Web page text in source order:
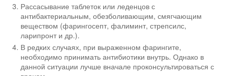
Рассасывание таблеток или леденцов с
антибактериальным, обезболивающим, смягчающим
веществом (фарингосепт, фалиминт, стрепсилс,
ларипронт и др.).
В редких случаях, при выраженном фарингите,
необходимо принимать антибиотики внутрь. Однако в
данной ситуации лучше вначале проконсультироваться с